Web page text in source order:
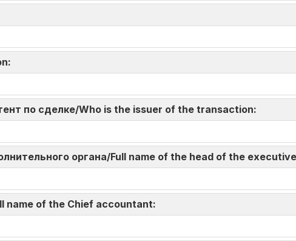
по сделке/Who is the issuer of the transaction:
органа/Full name of the head of the
name of the Chief accountant: